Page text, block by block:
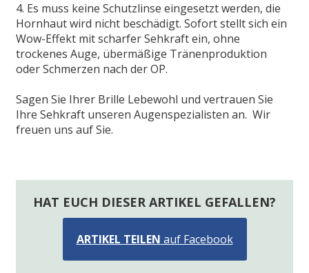
4. Es muss keine Schutzlinse eingesetzt werden, die
Hornhaut wird nicht beschädigt. Sofort stellt sich ein
Wow-Effekt mit scharfer Sehkraft ein, ohne
trockenes Auge, übermäßige Tränenproduktion
oder Schmerzen nach der OP.
Sagen Sie Ihrer Brille Lebewohl und vertrauen Sie
Ihre Sehkraft unseren Augenspezialisten an. Wir
freuen uns auf Sie.
HAT EUCH DIESER ARTIKEL GEFALLEN?
ARTIKEL TEILEN auf Facebook